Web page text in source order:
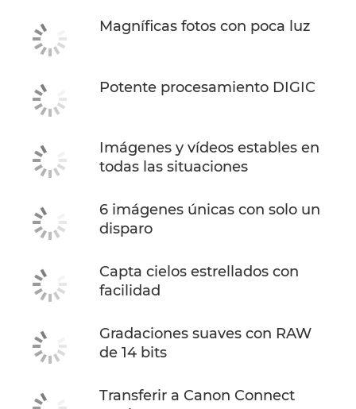
Magníficas fotos con poca luz
Potente procesamiento DIGIC
Imágenes y vídeos estables en
todas las situaciones
6 imágenes únicas con solo un
disparo
Capta cielos estrellados con
facilidad
Gradaciones suaves con RAW
de 14 bits
Transferir a Canon Connect